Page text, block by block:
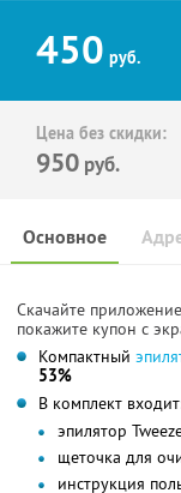
450 руб.
Цена без скидки:
950 руб.
Основное
Скачайте
покажите купон с
Компактный
53%
В комплект
эпилятор
щеточка для
инструкция